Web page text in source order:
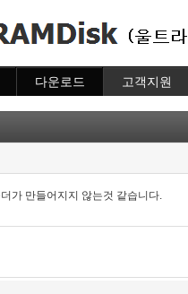
다운로드 고객지원
질문하기
가 만들어지지 않는것 같습니다.